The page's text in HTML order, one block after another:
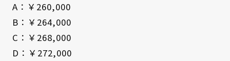
A：￥260,000
B：￥264,000
C：￥268,000
D：￥272,000